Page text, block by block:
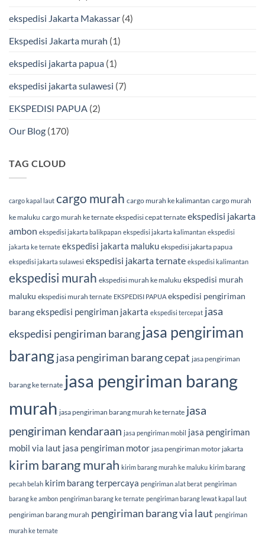
BMP
ekspedisi Jakarta Makassar (4)
Ekspedisi Jakarta murah (1)
ekspedisi jakarta papua (1)
ekspedisi jakarta sulawesi (7)
EKSPEDISI PAPUA (2)
Our Blog (170)
TAG CLOUD
cargo kapal laut cargo murah cargo murah ke kalimantan cargo murah
ke maluku cargo murah ke ternate ekspedisi cepat ternate ekspedisi jakarta
ambon ekspedisi jakarta balikpapan ekspedisi jakarta kalimantan ekspedisi
jakarta ke ternate ekspedisi jakarta maluku ekspedisi jakarta papua
ekspedisi jakarta sulawesi ekspedisi jakarta ternate ekspedisi kalimantan
ekspedisi murah ekspedisi murah ke maluku ekspedisi murah
maluku ekspedisi murah ternate EKSPEDISI PAPUA ekspedisi pengiriman
barangekspedisi pengiriman jakarta ekspedisi tercepat jasa
ekspedisi pengiriman barangjasa pengiriman
barangjasa pengiriman barang cepat jasa pengiriman
barang ke ternate jasa pengiriman barang
murah jasa pengiriman barang murah ke ternate jasa
pengiriman kendaraan jasa pengiriman mobil jasa pengiriman
mobil via laut jasa pengiriman motor jasa pengiriman motor jakarta
kirim barang murah kirim barang murah ke maluku kirim barang
pecah belah kirim barang terpercaya pengiriman alat berat pengiriman
barang ke ambon pengiriman barang ke ternate pengiriman barang lewat kapal laut
pengiriman barang murah pengiriman barang via laut pengiriman
murah ke ternate